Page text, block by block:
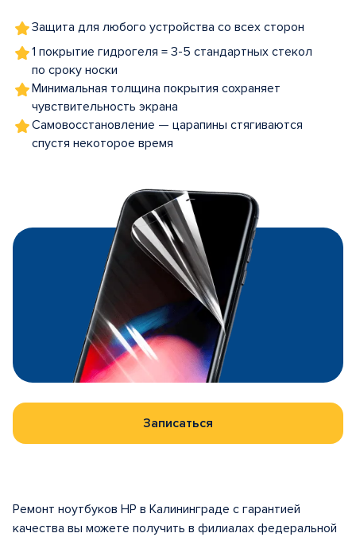
Защита для любого устройства со всех сторон
1 покрытие гидрогеля = 3-5 стандартных стекол
по сроку носки
Минимальная толщина покрытия сохраняет
чувствительность экрана
Самовосстановление — царапины стягиваются
спустя некоторое время
Записаться
Ремонт ноутбуков HP в Калининграде с гарантией
качества вы можете получить в филиалах федеральной